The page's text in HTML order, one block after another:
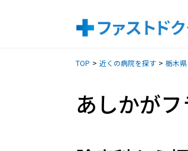
TOP 近くの病院を探す 栃木県
あしかが